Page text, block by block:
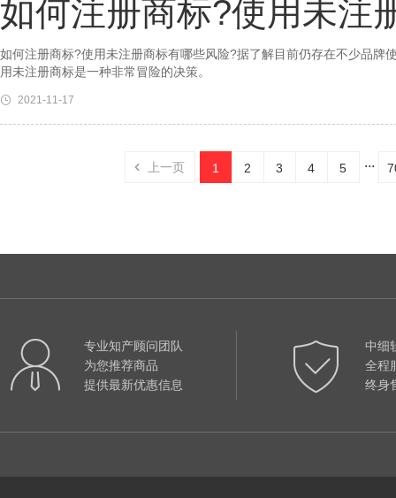
如何注册商标?使用未注
如何注册商标?使用未注册商标有哪些风险?据了解目前仍存在不少品
用未注册商标是一种非常冒险的决策。
2021-11-17
上一页 1 2 3 4 5 ...
专业知产顾问团队
为您推荐商品
提供最新优惠信息
中细
全程
终身